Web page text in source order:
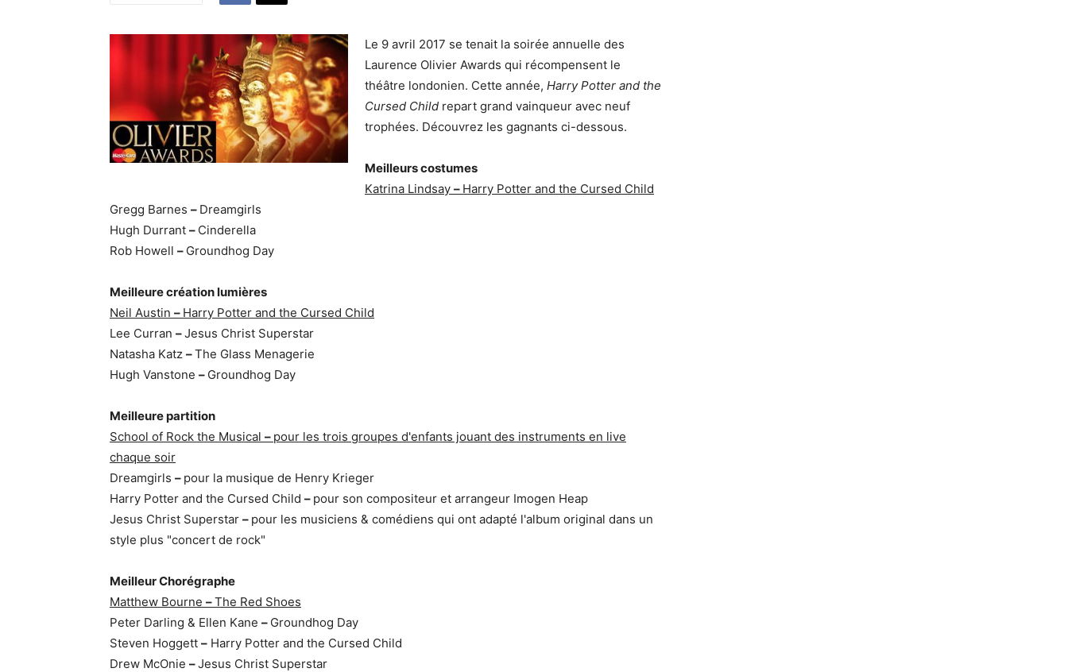
Le 9 avril 2017 se tenait la soirée annuelle des
Laurence Olivier Awards qui récompensent le
théâtre londonien. Cette année, Harry Potter and the
Cursed Child repart grand vainqueur avec neuf
trophées. Découvrez les gagnants ci-dessous.
Meilleurs costumes
Katrina Lindsay – Harry Potter and the Cursed Child
Gregg Barnes – Dreamgirls
Hugh Durrant – Cinderella
Rob Howell – Groundhog Day
Meilleure création lumières
Neil Austin – Harry Potter and the Cursed Child
Lee Curran –Jesus Christ Superstar
Natasha Katz –The Glass Menagerie
Hugh Vanstone – Groundhog Day
Meilleure partition
School of Rock the Musical – pour les trois groupes d'enfants jouant des instruments en live
chaque soir
Dreamgirls – pour la musique de Henry Krieger
Harry Potter and the Cursed Child – pour son compositeur et arrangeur Imogen Heap
Jesus Christ Superstar – pour les musiciens & comédiens qui ont adapté l'album original dans un
style plus "concert de rock"
Meilleur Chorégraphe
Matthew Bourne –The Red Shoes
Peter Darling & Ellen Kane – Groundhog Day
Steven Hoggett – Harry Potter and the Cursed Child
Drew McOnie –Jesus Christ Superstar